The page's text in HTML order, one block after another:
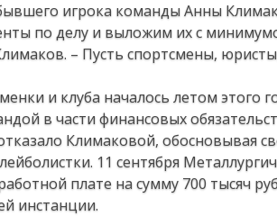
игрока команды Анны
по делу и выложим их с
– Пусть спортсмены,
и клуба началось летом этого
в части финансовых
Климаковой, обосновывая
11 сентября
плате на сумму 700 тысяч
инстанции.